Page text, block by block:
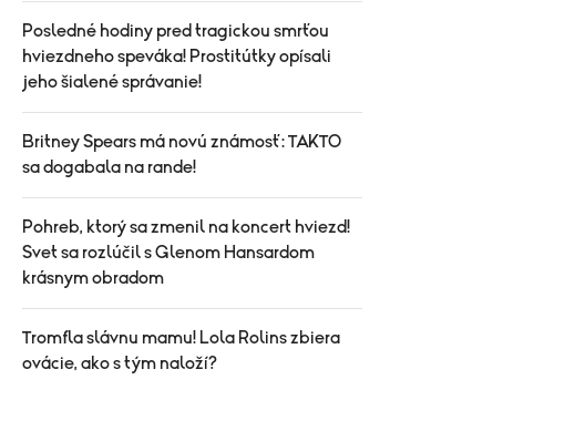
Posledné hodiny pred tragickou smrťou
hviezdneho speváka! Prostitútky opísali
jeho šialené správanie!
Britney Spears má novú známosť: TAKTO
sa dogabala na rande!
Pohreb, ktorý sa zmenil na koncert hviezd!
Svet sa rozlúčil s Glenom Hansardom
krásnym obradom
Tromfla slávnu mamu! Lola Rolins zbiera
ovácie, ako s tým naloží?